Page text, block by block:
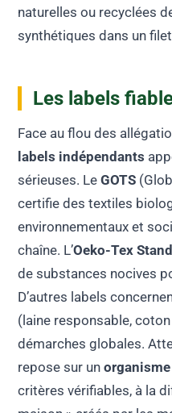
naturelles ou recyclées
synthétiques dans un
Les labels
Face au flou des
labels indépendants
sérieuses. LeGOTS
certifie des textiles
environnementaux et
chaîne. L’Oeko-Tex
de substances nocives
D’autres labels
(laine responsable,
démarches globales.
repose sur un
critères vérifiables, à la